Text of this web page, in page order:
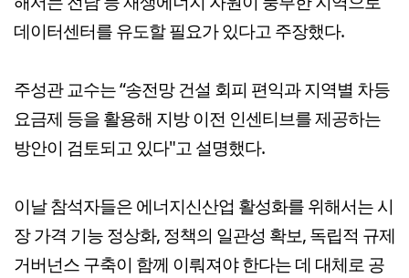
데이터센터를 유도할 필요가 있다고 주장했다.
주성관 교수는 “송전망 건설 회피 편익과 지역별 차등
요금제 등을 활용해 지방 이전 인센티브를 제공하는
방안이 검토되고 있다"고 설명했다.
이날 참석자들은 에너지신산업 활성화를 위해서는 시
장 가격 기능 정상화, 정책의 일관성 확보, 독립적 규제
거버넌스 구축이 함께 이뤄져야 한다는 데 대체로 공